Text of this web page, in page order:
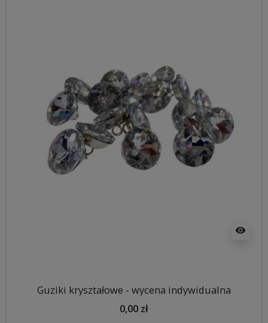
visibility
Guziki kryształowe - wycena indywidualna
0,00 zł